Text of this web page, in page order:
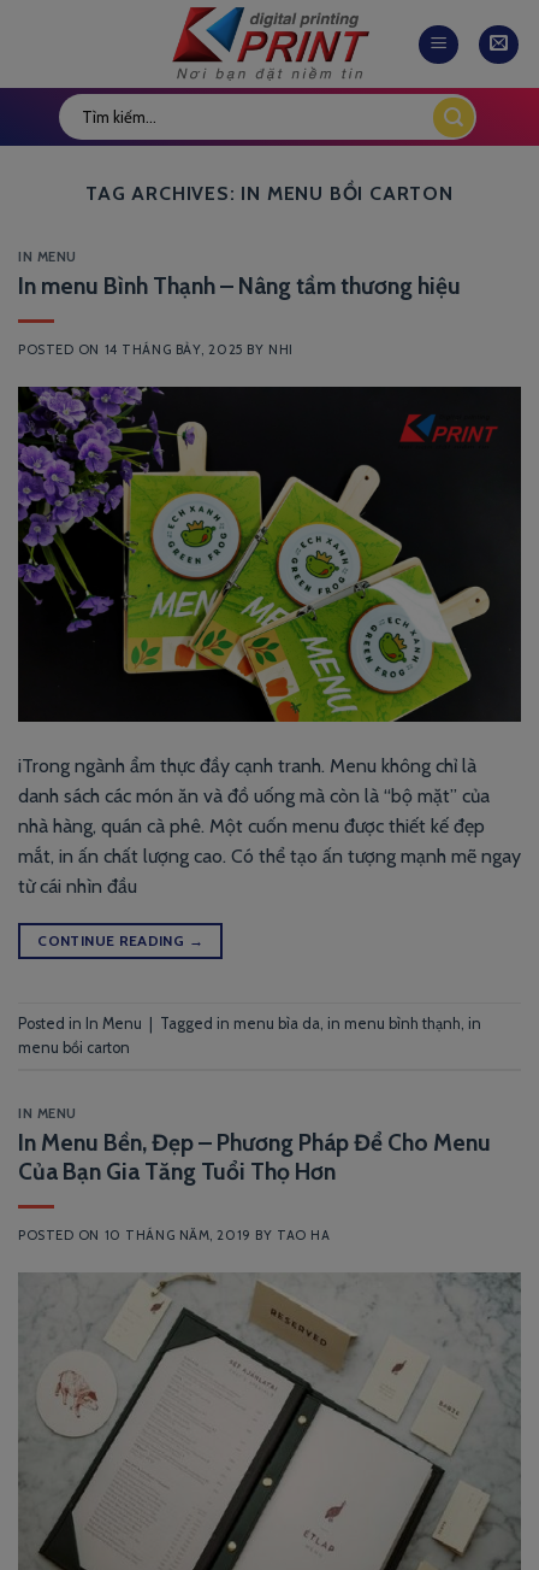
TAG ARCHIVES: IN MENU BỒI CARTON
IN MENU
In menu Bình Thạnh – Nâng tầm thương hiệu
POSTED ON 14 THÁNG BẢY, 2025 BY NHI
iTrong ngành ẩm thực đầy cạnh tranh. Menu không chỉ là
danh sách các món ăn và đồ uống mà còn là “bộ mặt” của
nhà hàng, quán cà phê. Một cuốn menu được thiết kế đẹp
mắt, in ấn chất lượng cao. Có thể tạo ấn tượng mạnh mẽ ngay
từ cái nhìn đầu
CONTINUE READING →
Posted in In Menu | Tagged in menu bìa da in menu bình thạnh in
menu bồi carton
IN MENU
In Menu Bền, Đẹp – Phương Pháp Để Cho Menu
Của Bạn Gia Tăng Tuổi Thọ Hơn
POSTED ON 10 THÁNG NĂM, 2019 BY TAO HA